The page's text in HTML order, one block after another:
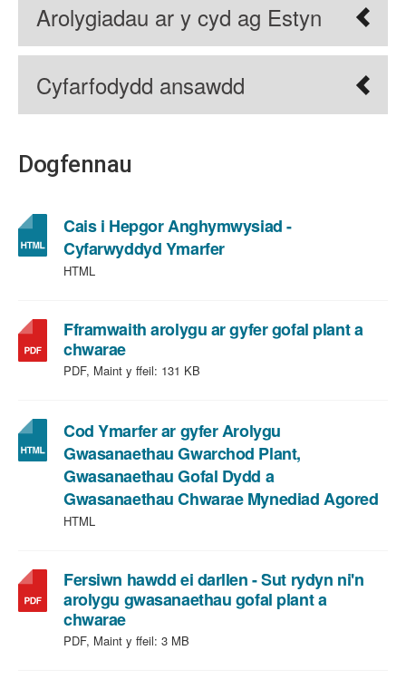
Arolygiadau ar y cyd ag Estyn
Cyfarfodydd ansawdd
Dogfennau
Cais i Hepgor Anghymwysiad -
Cyfarwyddyd Ymarfer
HTML
Fframwaith arolygu ar gyfer gofal plant a
chwarae,
math
PDF,
maint
ffeil:
131
KB
PDF, Maint y ffeil: 131 KB
Cod Ymarfer ar gyfer Arolygu
Gwasanaethau Gwarchod Plant,
Gwasanaethau Gofal Dydd a
Gwasanaethau Chwarae Mynediad Agored
HTML
Fersiwn hawdd ei darllen - Sut rydyn ni'n
arolygu gwasanaethau gofal plant a
chwarae,
math
PDF, Maint y ffeil: 3 MB